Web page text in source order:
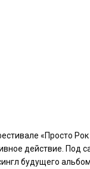
«Просто
действие. Под
будущего